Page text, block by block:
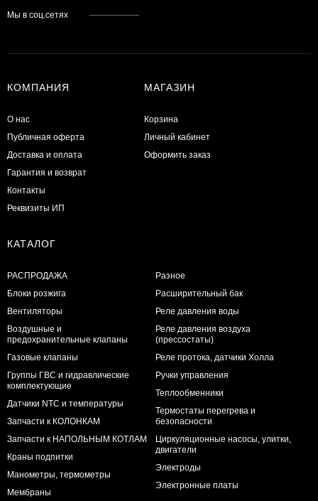
Мы в соц.сетях
КОМПАНИЯ
О нас
Публичная оферта
Доставка и оплата
Гарантия и возврат
Контакты
Реквизиты ИП
МАГАЗИН
Корзина
Личный кабинет
Оформить заказ
КАТАЛОГ
РАСПРОДАЖА
Блоки розжига
Вентиляторы
Воздушные и
предохранительные клапаны
Газовые клапаны
Группы ГВС и гидравлические
комплектующие
Датчики NTC и температуры
Запчасти к КОЛОНКАМ
Запчасти к НАПОЛЬНЫМ КОТЛАМ
Краны подпитки
Манометры, термометры
Мембраны
Разное
Расширительный бак
Реле давления воды
Реле давления воздуха
(прессостаты)
Реле протока, датчики Холла
Ручки управления
Теплообменники
Термостаты перегрева и
безопасности
Циркуляционные насосы, улитки,
двигатели
Электроды
Электронные платы